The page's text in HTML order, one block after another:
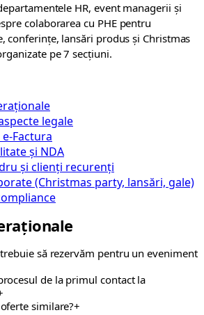
HR, event managerii și
colaborarea cu PHE pentru
conferințe, lansări produs și Christmas
pe 7 secțiuni.
legale
Factura
și NDA
și clienți recurenți
(Christmas party, lansări, gale)
să rezervăm pentru un eveniment
de la primul contact la
similare?+